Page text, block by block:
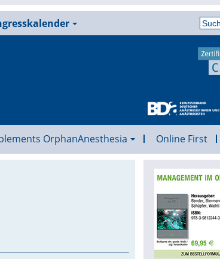
OrphanAnesthesia Online First